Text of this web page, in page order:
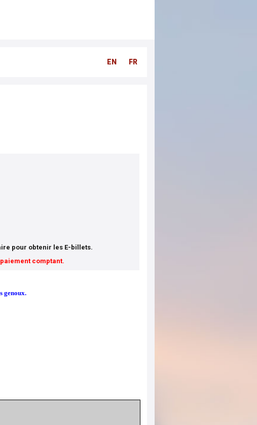
FR
EN
pour obtenir les E-billets.
comptant.
genoux.